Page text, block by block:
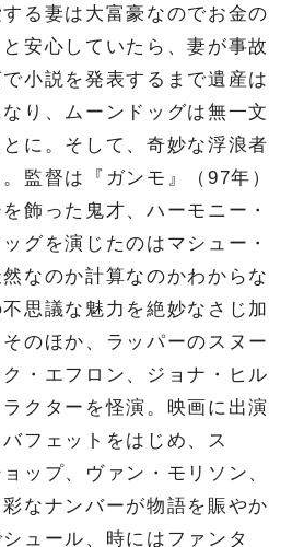
る妻は大富豪なのでお金の
安心していたら、妻が事故
小説を発表するまで遺産は
り、ムーンドッグは無一文
に。そして、奇妙な浮浪者
監督は『ガンモ』（97年）
飾った鬼才、ハーモニー・
グを演じたのはマシュー・
なのか計算なのかわからな
思議な魅力を絶妙なさじ加
のほか、ラッパーのスヌー
・エフロン、ジョナ・ヒル
クターを怪演。映画に出演
フェットをはじめ、ス
ップ、ヴァン・モリソン、
なナンバーが物語を賑やか
ュール、時にはファンタ